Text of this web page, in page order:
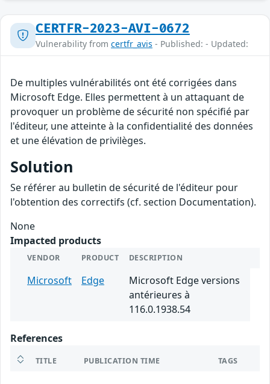
CERTFR-2023-AVI-0672
Vulnerability from certfr_avis - Published: - Updated:
De multiples vulnérabilités ont été corrigées dans
Microsoft Edge. Elles permettent à un attaquant de
provoquer un problème de sécurité non spécifié par
l'éditeur, une atteinte à la confidentialité des données
et une élévation de privilèges.
Solution
Se référer au bulletin de sécurité de l'éditeur pour
l'obtention des correctifs (cf. section Documentation).
None
Impacted products
VENDOR PRODUCT DESCRIPTION
Microsoft Edge
Microsoft Edge versions
antérieures à
116.0.1938.54
References
TITLE PUBLICATION TIME TAGS